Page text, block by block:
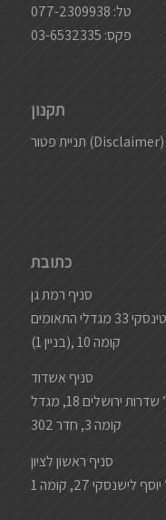
טל: 077-2309938
פקס: 03-6532335
תקנון
תניית פטור (Disclaimer)
כתובת
סניף רמת גן
התאומים
(בניין 1), קומה 10
סניף אשדוד
קומה 3, חדר 302
סניף ראשון לציון
לישנסקי 27, קומה 1